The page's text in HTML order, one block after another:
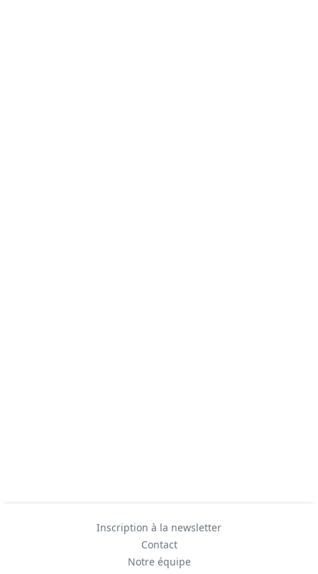
Inscription à la newsletter
Contact
Notre équipe